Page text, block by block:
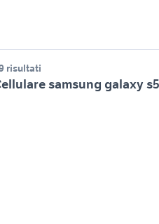
risultati
samsung galaxy